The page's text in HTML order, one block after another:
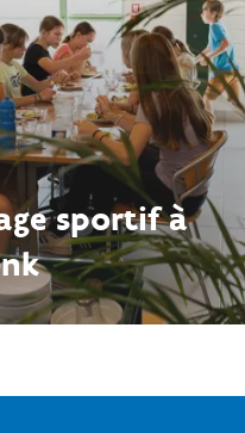
sportif à